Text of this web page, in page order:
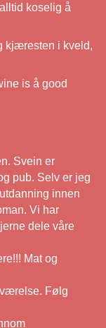
koselig å
kjæresten i kveld,
is å good
Svein er
pub. Selv er jeg
innen
Vi har
dele våre
Mat og
Følg